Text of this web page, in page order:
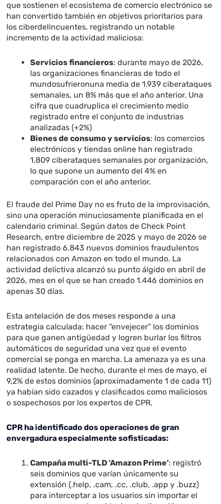
que sostienen el ecosistema de comercio electrónico se
han convertido también en objetivos prioritarios para
los ciberdelincuentes, registrando un notable
incremento de la actividad maliciosa:
Servicios financieros: durante mayo de 2026,
las organizaciones financieras de todo el
mundosufrieronuna media de 1.939 ciberataques
semanales, un 8% más que el año anterior. Una
cifra que cuadruplica el crecimiento medio
registrado entre el conjunto de industrias
analizadas (+2%)
Bienes de consumo y servicios: los comercios
electrónicos y tiendas online han registrado
1.809 ciberataques semanales por organización,
lo que supone un aumento del 4% en
comparación con el año anterior.
El fraude del Prime Day no es fruto de la improvisación,
sino una operación minuciosamente planificada en el
calendario criminal. Según datos de Check Point
Research, entre diciembre de 2025 y mayo de 2026 se
han registrado 6.843 nuevos dominios fraudulentos
relacionados con Amazon en todo el mundo. La
actividad delictiva alcanzó su punto álgido en abril de
2026, mes en el que se han creado 1.446 dominios en
apenas 30 días.
Esta antelación de dos meses responde a una
estrategia calculada: hacer “envejecer” los dominios
para que ganen antigüedad y logren burlar los filtros
automáticos de seguridad una vez que el evento
comercial se ponga en marcha. La amenaza ya es una
realidad latente. De hecho, durante el mes de mayo, el
9,2% de estos dominios (aproximadamente 1 de cada 11)
ya habían sido cazados y clasificados como maliciosos
o sospechosos por los expertos de CPR.
CPR ha identificado dos operaciones de gran
envergadura especialmente sofisticadas:
Campaña multi-TLD ‘Amazon Prime’: registró
seis dominios que varían únicamente su
extensión (.help, .cam, .cc, .club, .app y .buzz)
para interceptar a los usuarios sin importar el